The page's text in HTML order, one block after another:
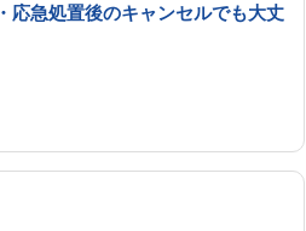
応急処置後のキャンセルでも大丈